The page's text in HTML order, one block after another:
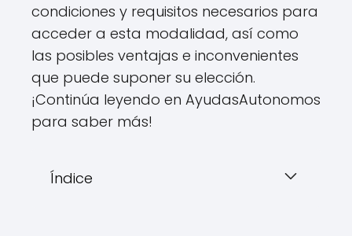
condiciones y requisitos necesarios para
acceder a esta modalidad, así como
las posibles ventajas e inconvenientes
que puede suponer su elección.
¡Continúa leyendo en AyudasAutonomos
para saber más!
Índice